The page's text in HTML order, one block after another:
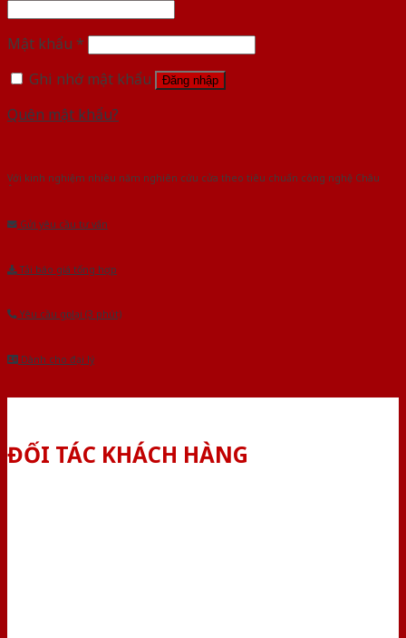
Mật khẩu *
Ghi nhớ mật khẩu
Đăng nhập
Quên mật khẩu?
Với kinh nghiệm nhiêu năm nghiên cứu cửa theo tiêu chuẩn công nghệ Châu
Âu.Chúng tôi tự tin là nhà sản xuất & cung cấp hàng đầu tại Việt Nam!
Gửi yêu cầu tư vấn
Tải báo giá tổng hợp
Yêu cầu gọi lại (3 phút)
Dành cho đại lý
ĐỐI TÁC KHÁCH HÀNG